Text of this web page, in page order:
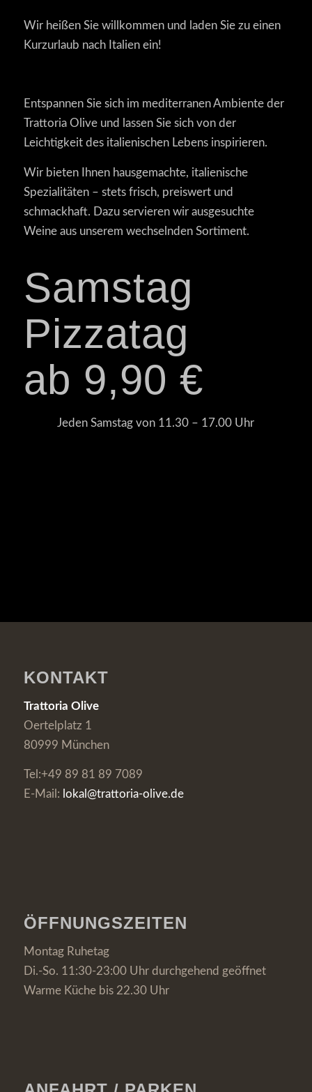
Wir heißen Sie willkommen und laden Sie zu einen
Kurzurlaub nach Italien ein!
Entspannen Sie sich im mediterranen Ambiente der
Trattoria Olive und lassen Sie sich von der
Leichtigkeit des italienischen Lebens inspirieren.
Wir bieten Ihnen hausgemachte, italienische
Spezialitäten – stets frisch, preiswert und
schmackhaft. Dazu servieren wir ausgesuchte
Weine aus unserem wechselnden Sortiment.
Samstag
Pizzatag
ab 9,90 €
Jeden Samstag von 11.30 – 17.00 Uhr
KONTAKT
Trattoria Olive
Oertelplatz 1
80999 München
Tel:+49 89 81 89 7089
E-Mail: lokal@trattoria-olive.de
ÖFFNUNGSZEITEN
Montag Ruhetag
Di.-So. 11:30-23:00 Uhr durchgehend geöffnet
Warme Küche bis 22.30 Uhr